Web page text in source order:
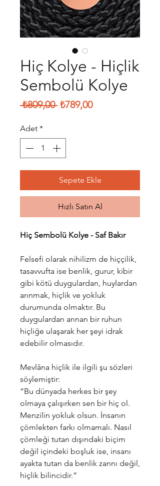
Hiç Kolye - Hiçlik
Sembolü Kolye
₺809,00 Normal
₺789,00İndirimli
Adet *
Sepete Ekle
Hızlı Satın Al
Hiç Sembolü Kolye - Saf Bakır
Felsefi olarak nihilizm de hiççilik,
tasavvufta ise benlik, gurur, kibir
gibi kötü duygulardan, huylardan
arınmak, hiçlik ve yokluk
durumunda olmaktır. Bu
duygulardan arınan bir ruhun
hiçliğe ulaşarak her şeyi idrak
edebilir olmasıdır.
Mevlâna hiçlik ile ilgili şu sözleri
söylemiştir:
“Bu dünyada herkes bir şey
olmaya çalışırken sen bir hiç ol.
Menzilin yokluk olsun. İnsanın
çömlekten farkı olmamalı. Nasıl
çömleği tutan dışındaki biçim
değil içindeki boşluk ise, insanı
ayakta tutan da benlik zannı değil,
hiçlik bilincidir.”